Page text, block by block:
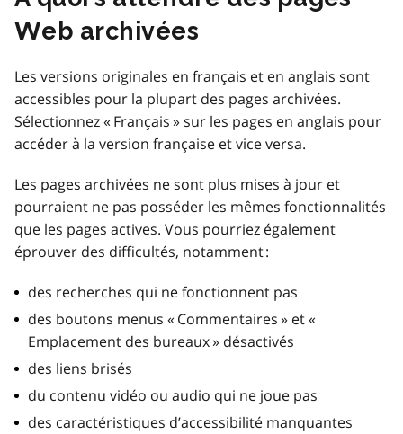
Web archivées
Les versions originales en français et en anglais sont
accessibles pour la plupart des pages archivées.
Sélectionnez « Français » sur les pages en anglais pour
accéder à la version française et vice versa.
Les pages archivées ne sont plus mises à jour et
pourraient ne pas posséder les mêmes fonctionnalités
que les pages actives. Vous pourriez également
éprouver des difficultés, notamment :
des recherches qui ne fonctionnent pas
des boutons menus « Commentaires » et «
Emplacement des bureaux » désactivés
des liens brisés
du contenu vidéo ou audio qui ne joue pas
des caractéristiques d’accessibilité manquantes